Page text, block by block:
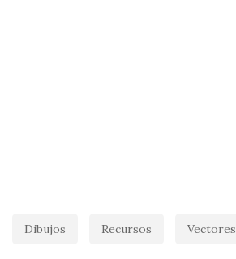
Dibujos Recursos Vectores